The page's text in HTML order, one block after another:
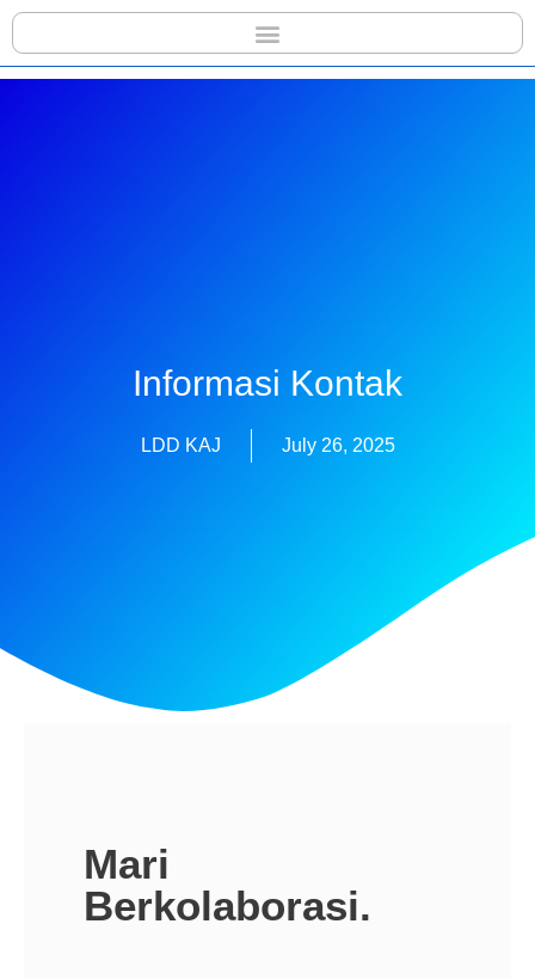
Informasi Kontak
LDD KAJ July 26, 2025
Mari
Berkolaborasi.